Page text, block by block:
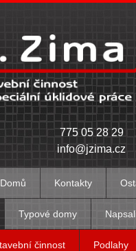
775 05 28 29
info@jzima.cz
Domů Kontakty
Typové domy
činnost Podlahy